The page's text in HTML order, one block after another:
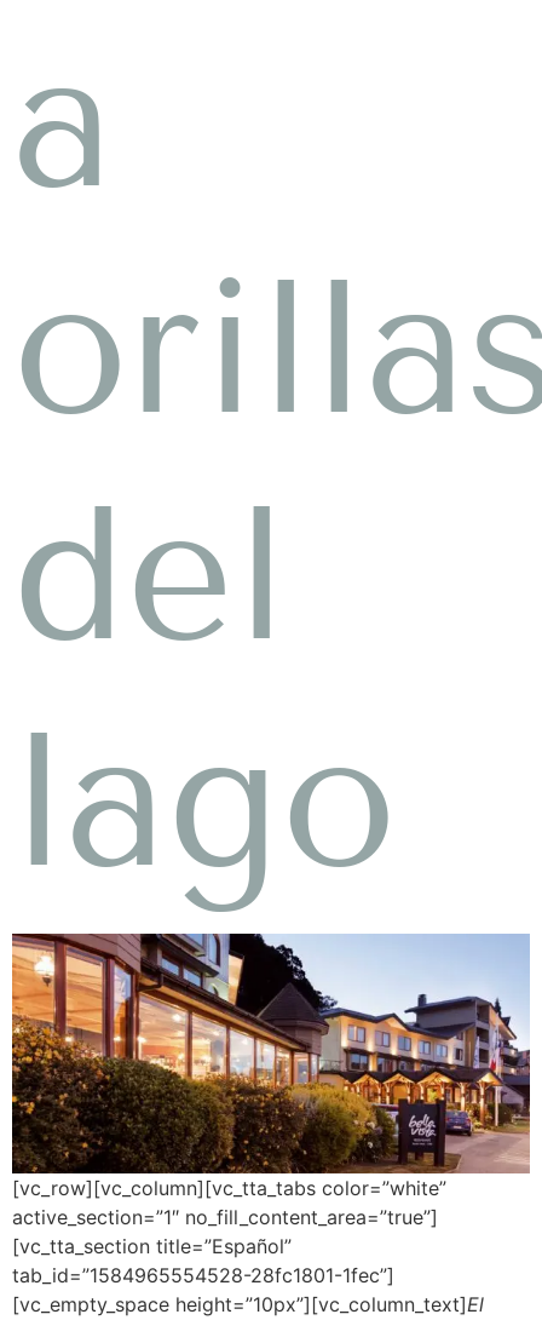
a
del
lago
[vc_row][vc_column][vc_tta_tabs color=”white”
active_section=”1″ no_fill_content_area=”true”]
[vc_tta_section title=”Español”
tab_id=”1584965554528-28fc1801-1fec”]
[vc_empty_space height=”10px”][vc_column_text]El